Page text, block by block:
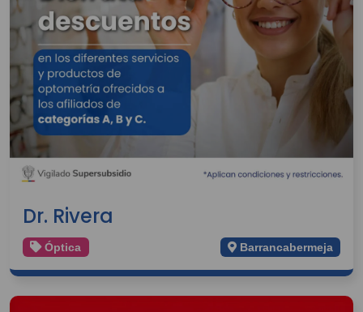
Dr. Rivera
Óptica Barrancabermeja